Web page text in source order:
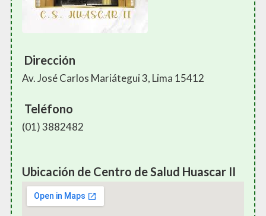
Dirección
Av. José Carlos Mariátegui 3, Lima 15412
Teléfono
(01) 3882482
Ubicación de Centro de Salud Huascar II